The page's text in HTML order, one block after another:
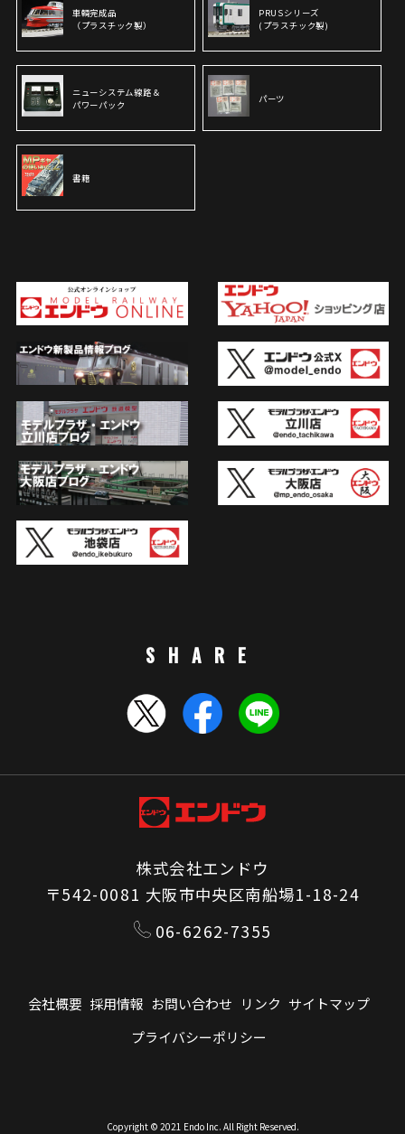
車輌完成品
（プラスチック製）
PRUSシリーズ
(プラスチック製)
ニューシステム線路＆
パワーパック
パーツ
書籍
SHARE
会社概要 採用情報 お問い合わせ リンク サイトマップ
プライバシーポリシー
株式会社エンドウ
〒542-0081 大阪市中央区南船場1-18-24
06-6262-7355
Copyright © 2021 Endo Inc. All Right Reserved.